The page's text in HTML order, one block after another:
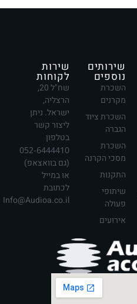
שירותים
נוספים
השכרת
מקרנים
השכרת ציוד
הגברה
השכרת
מסכי הקרנה
התקנות
שיתופי
פעולה
אירועים
שירות
לקוחות
שח"ל 20,
הרצליה,
ישראל. ניתן
ליצור קשר
בטלפון
052-6444410
(גם בוואצאפ)
או במייל
לכתובת
Info@Audioa.co.il